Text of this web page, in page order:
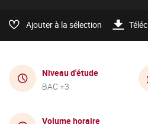
Ajouter à la sélection
Niveau d'étude
BAC +3
Volume horaire